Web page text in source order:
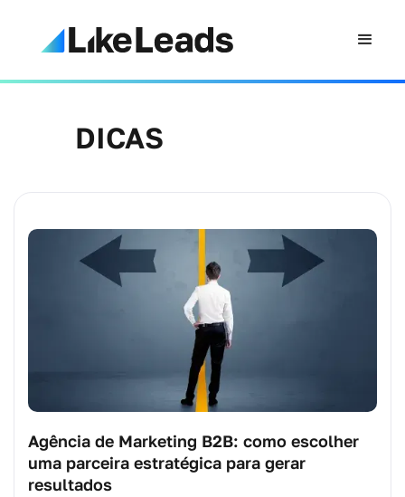
DICAS
Agência de Marketing B2B: como escolher
uma parceira estratégica para gerar
resultados